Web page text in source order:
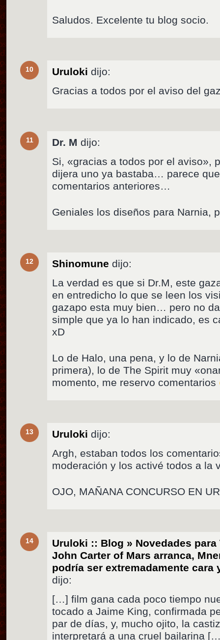
Saludos. Excelente tu blog socio.
10 Uruloki dijo:
Gracias a todos por el aviso del
11 Dr. M dijo:
Si, «gracias a todos por el aviso»,
dijera uno ya bastaba… parece
comentarios anteriores…
Geniales los diseños para Narnia,
12 Shinomune dijo:
La verdad es que si Dr.M, este
en entredicho lo que se leen los
gazapo esta muy bien… pero no
simple que ya lo han indicado, es
xD
Lo de Halo, una pena, y lo de
primera), lo de The Spirit muy
momento, me reservo comentarios
13 Uruloki dijo:
Argh, estaban todos los
moderación y los activé todos a la
OJO, MAÑANA CONCURSO EN
14
Uruloki :: Blog » Novedades
John Carter of Mars arranca,
podría ser extremadamente
dijo:
[…] film gana cada poco tiempo
tocado a Jaime King, confirmada
par de días, y, mucho ojito, la
interpretará a una cruel bailarina